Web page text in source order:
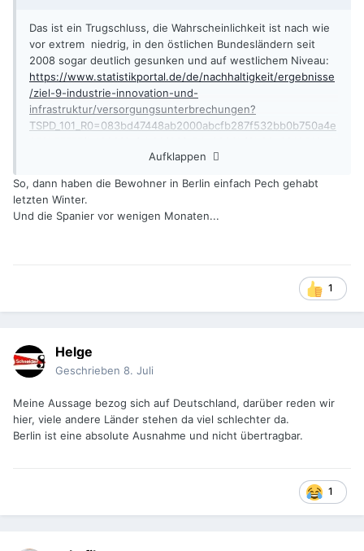
Das ist ein Trugschluss, die Wahrscheinlichkeit ist nach wie
vor extrem niedrig, in den östlichen Bundesländern seit
2008 sogar deutlich gesunken und auf westlichem Niveau:
https://www.statistikportal.de/de/nachhaltigkeit/ergebnisse
/ziel-9-industrie-innovation-und-
infrastruktur/versorgungsunterbrechungen?
TSPD_101_R0=083bd47448ab2000abcfb287f532bb0b750a4e
51430006024cbcd34c241b17f0891bc0d76653bdace99c53f8
d9
Aufklappen
So, dann haben die Bewohner in Berlin einfach Pech gehabt
letzten Winter.
Und die Spanier vor wenigen Monaten...
1
Helge
Geschrieben 8. Juli
Meine Aussage bezog sich auf Deutschland, darüber reden wir
hier, viele andere Länder stehen da viel schlechter da.
Berlin ist eine absolute Ausnahme und nicht übertragbar.
1